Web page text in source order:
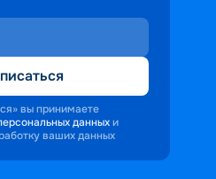
вы принимаете
данных и
ваших данных